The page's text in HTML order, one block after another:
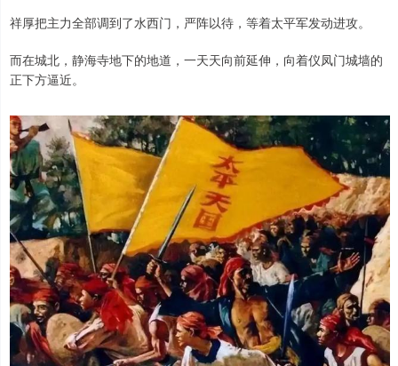
祥厚把主力全部调到了水西门，严阵以待，等着太平军发动进攻。
而在城北，静海寺地下的地道，一天天向前延伸，向着仪凤门城墙的
正下方逼近。